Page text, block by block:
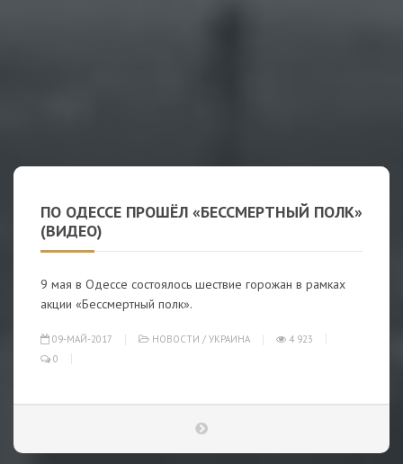
ПО ОДЕССЕ ПРОШЁЛ «БЕССМЕРТНЫЙ ПОЛК»
(ВИДЕО)
9 мая в Одессе состоялось шествие горожан в рамках
акции «Бессмертный полк».
09-МАЙ-2017 НОВОСТИ / УКРАИНА
4 923
0